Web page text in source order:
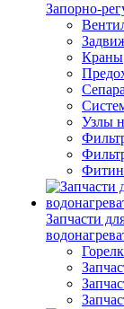
Запорно-
Краны
Узлы
Запчасти